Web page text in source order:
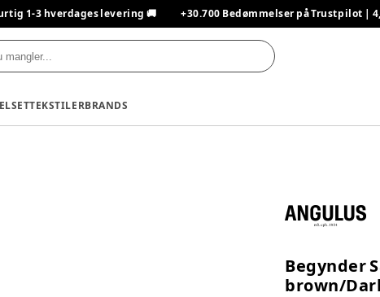
1-3 hverdages levering 🚚 +30.700 Bedømmelser på Trustpilot |
TEKSTILERBRANDS
Begynder
brown/